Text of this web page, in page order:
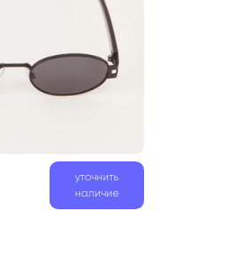
уточнить
наличие